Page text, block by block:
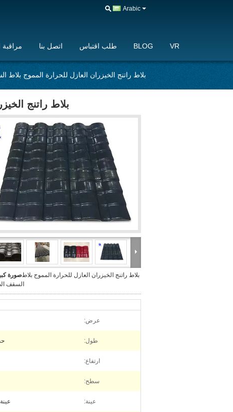
Arabic
مراقبة اتصل بنا طلب اقتباس BLOG VR
بلاط راتنج الخيزران العازل للحرارة المموج بلاط
بلاط راتنج
صورةبلاط راتنج الخيزران العازل للحرارة المموج بلاط
السقف
عرض:
طول:
ارتفاع:
سطح:
عينة: